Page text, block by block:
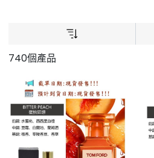
740個產品